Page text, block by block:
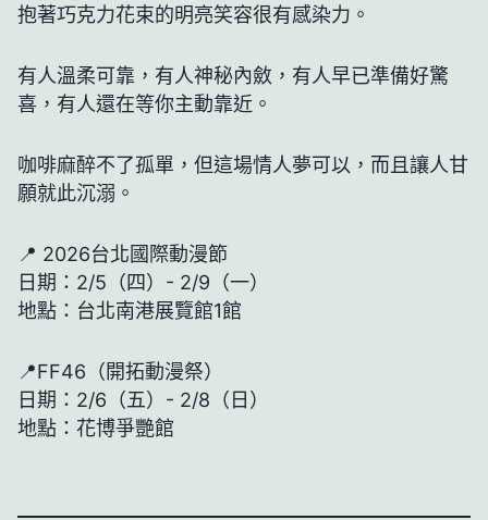
抱著巧克力花束的明亮笑容很有感染力。
有人溫柔可靠，有人神秘內斂，有人早已準備好驚
喜，有人還在等你主動靠近。
咖啡麻醉不了孤單，但這場情人夢可以，而且讓人甘
願就此沉溺。
📍 2026台北國際動漫節
日期：2/5（四）- 2/9（一）
地點：台北南港展覽館1館
📍FF46（開拓動漫祭）
日期：2/6（五）- 2/8（日）
地點：花博爭艷館